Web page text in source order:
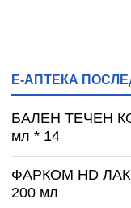
Е-АПТЕКА
БАЛЕН ТЕЧЕН
мл * 14
ФАРКОМ HD
200 мл